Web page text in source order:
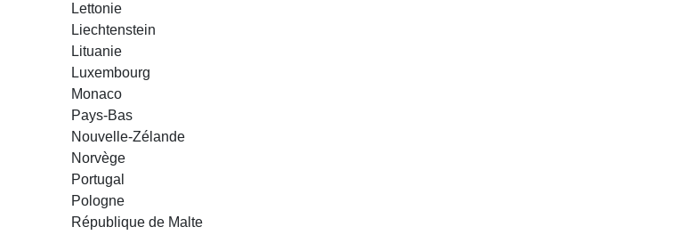
Lettonie
Liechtenstein
Lituanie
Luxembourg
Monaco
Pays-Bas
Nouvelle-Zélande
Norvège
Portugal
Pologne
République de Malte